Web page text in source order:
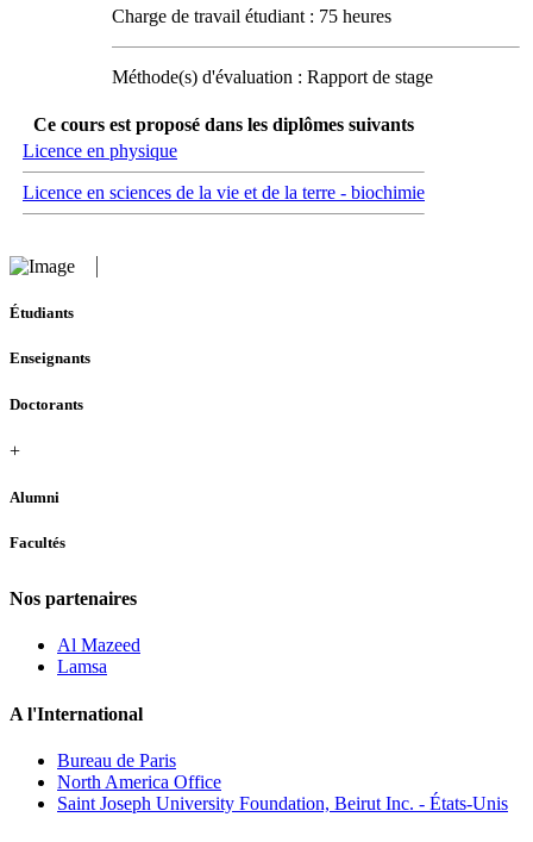
Charge de travail étudiant : 75 heures
Méthode(s) d'évaluation : Rapport de stage
Ce cours est proposé dans les diplômes suivants
Licence en physique
Licence en sciences de la vie et de la terre - biochimie
Étudiants
Enseignants
Doctorants
+
Alumni
Facultés
Nos partenaires
Al Mazeed
Lamsa
A l'International
Bureau de Paris
North America Office
Saint Joseph University Foundation, Beirut Inc. - États-Unis